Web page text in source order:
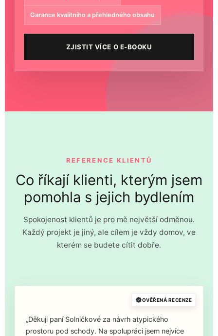
Garance kvalitního a přehledného obsahu
ZJISTIT VÍCE O E-BOOKU
REFERENCE KLIENTŮ
Co říkají klienti, kterým jsem
pomohla s jejich bydlením
Spokojenost klientů je pro mě největší odměnou.
Každý projekt je jiný, ale cílem je vždy domov, ve
kterém se budete cítit dobře.
OVĚŘENÁ RECENZE
„Děkuji paní Solničkové za návrh atypického
prostoru pod schody. Na spolupráci jsem nejvíce